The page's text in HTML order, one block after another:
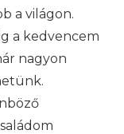
a világon.
a kedvencem
nagyon